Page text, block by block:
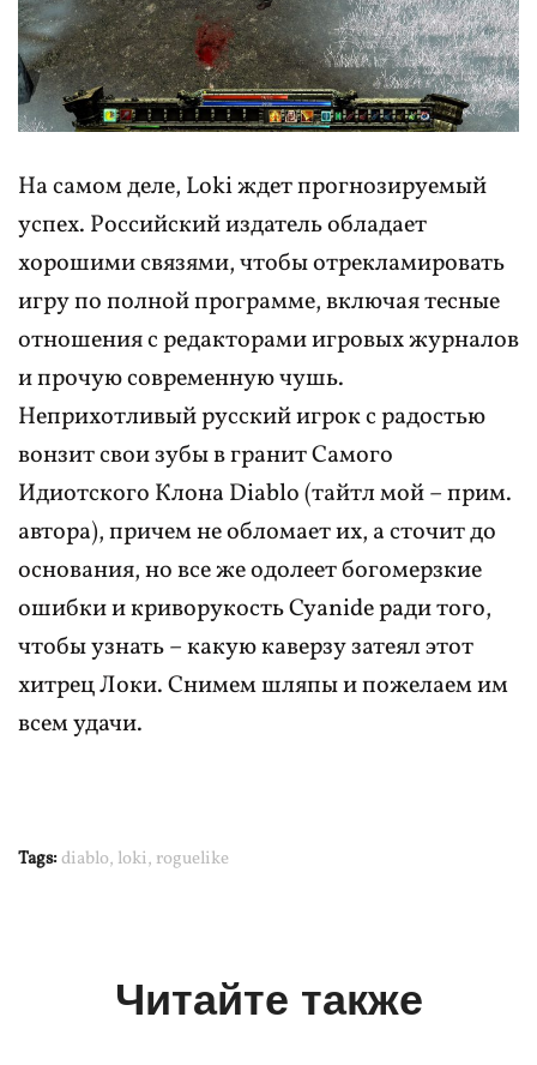
На самом деле, Loki ждет прогнозируемый
успех. Российский издатель обладает
хорошими связями, чтобы отрекламировать
игру по полной программе, включая тесные
отношения с редакторами игровых журналов
и прочую современную чушь.
Неприхотливый русский игрок с радостью
вонзит свои зубы в гранит Самого
Идиотского Клона Diablo (тайтл мой – прим.
автора), причем не обломает их, а сточит до
основания, но все же одолеет богомерзкие
ошибки и криворукость Cyanide ради того,
чтобы узнать – какую каверзу затеял этот
хитрец Локи. Снимем шляпы и пожелаем им
всем удачи.
Tags:diablo, loki, roguelike
Читайте также